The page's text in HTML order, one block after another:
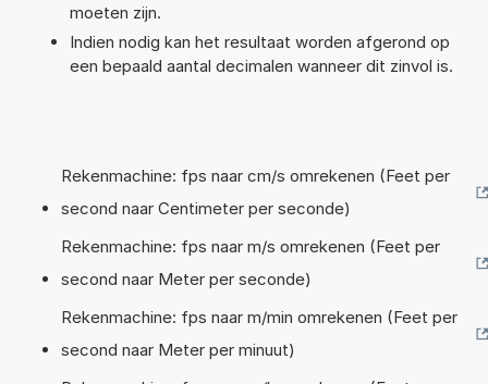
moeten zijn.
Indien nodig kan het resultaat worden afgerond op
een bepaald aantal decimalen wanneer dit zinvol is.
Rekenmachine: fps naar cm/s omrekenen (Feet per
second naar Centimeter per seconde)
Rekenmachine: fps naar m/s omrekenen (Feet per
second naar Meter per seconde)
Rekenmachine: fps naar m/min omrekenen (Feet per
second naar Meter per minuut)